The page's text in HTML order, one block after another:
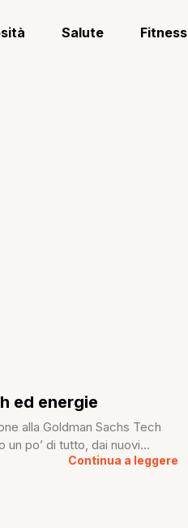
Salute Fitness
ed energie
alla Goldman Sachs Tech
un po’ di tutto, dai nuovi...
Continua a leggere